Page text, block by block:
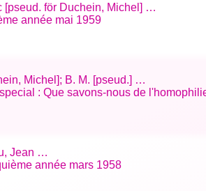
[pseud. för Duchein, Michel] …
année mai 1959
Michel]; B. M. [pseud.] …
: Que savons-nous de
Jean …
année mars 1958